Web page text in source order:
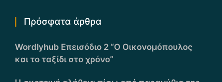
Πρόσφατα άρθρα
Wordlyhub Επεισόδιο 2 “Ο Οικονομόπουλος
και το ταξίδι στο χρόνο”